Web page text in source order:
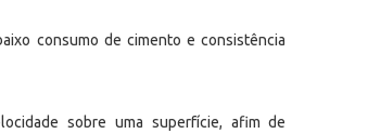
consumo de cimento e consistência
sobre uma superfície, afim de